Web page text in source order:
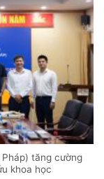
tăng cường
khoa học